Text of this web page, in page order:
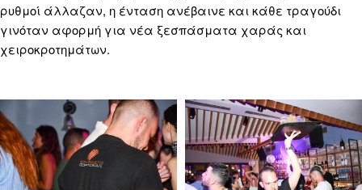
ρυθμοί άλλαζαν, η ένταση ανέβαινε και κάθε τραγούδι
γινόταν αφορμή για νέα ξεσπάσματα χαράς και
χειροκροτημάτων.